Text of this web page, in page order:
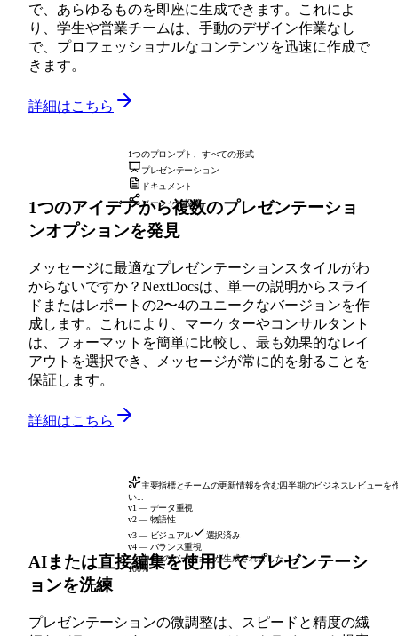
で、あらゆるものを即座に生成できます。これによ
り、学生や営業チームは、手動のデザイン作業なし
で、プロフェッショナルなコンテンツを迅速に作成で
きます。
詳細はこちら
1つのプロンプト、すべての形式
プレゼンテーション
ドキュメント
ソーシャル投稿
1つのアイデアから複数のプレゼンテーショ
ンオプションを発見
メッセージに最適なプレゼンテーションスタイルがわ
からないですか？NextDocsは、単一の説明からスライ
ドまたはレポートの2〜4のユニークなバージョンを作
成します。これにより、マーケターやコンサルタント
は、フォーマットを簡単に比較し、最も効果的なレイ
アウトを選択でき、メッセージが常に的を射ることを
保証します。
詳細はこちら
主要指標とチームの更新情報を含む四半期のビジネスレビューを
い...
v1 — データ重視
v2 — 物語性
v3 — ビジュアル
選択済み
v4 — バランス重視
4つ中4つのバージョンが生成されました
100%
AIまたは直接編集を使用してプレゼンテーシ
ョンを洗練
プレゼンテーションの微調整は、スピードと精度の繊